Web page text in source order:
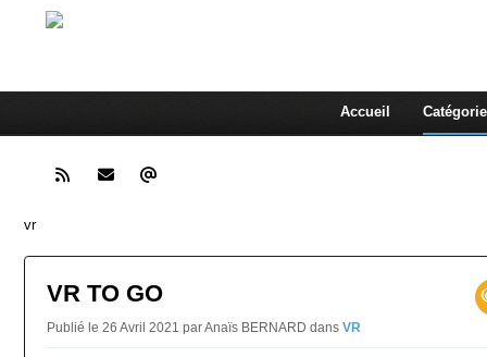
Accueil
vr
VR TO GO
Publié le 26 Avril 2021 par Anaïs BERNARD dans VR